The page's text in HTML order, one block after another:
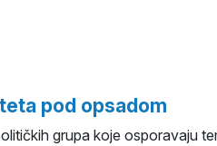
pod opsadom
grupa koje osporavaju